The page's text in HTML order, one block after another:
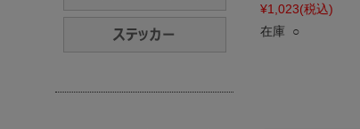
¥1,023(税込)
在庫 ○